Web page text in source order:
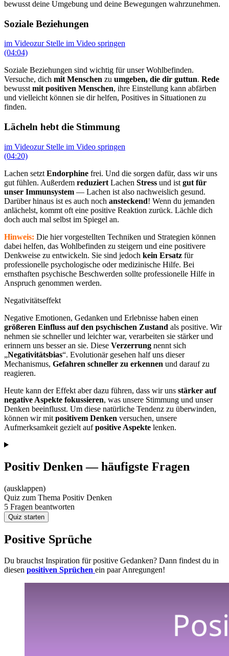
bewusst deine Umgebung und deine Bewegungen wahrzunehmen.
Soziale Beziehungen
im Videozur Stelle im Video springen
(04:04)
Soziale Beziehungen sind wichtig für unser Wohlbefinden.
Versuche, dich mit Menschen zu umgeben, die dir guttun. Rede
bewusst mit positiven Menschen, ihre Einstellung kann abfärben
und vielleicht können sie dir helfen, Positives in Situationen zu
finden.
Lächeln hebt die Stimmung
im Videozur Stelle im Video springen
(04:20)
Lachen setzt Endorphine frei. Und die sorgen dafür, dass wir uns
gut fühlen. Außerdem reduziert Lachen Stress und ist gut für
unser Immunsystem — Lachen ist also nachweislich gesund.
Darüber hinaus ist es auch noch ansteckend! Wenn du jemanden
anlächelst, kommt oft eine positive Reaktion zurück. Lächle dich
doch auch mal selbst im Spiegel an.
Hinweis: Die hier vorgestellten Techniken und Strategien können
dabei helfen, das Wohlbefinden zu steigern und eine positivere
Denkweise zu entwickeln. Sie sind jedoch kein Ersatz für
professionelle psychologische oder medizinische Hilfe. Bei
ernsthaften psychische Beschwerden sollte professionelle Hilfe in
Anspruch genommen werden.
Negativitätseffekt
Negative Emotionen, Gedanken und Erlebnisse haben einen
größeren Einfluss auf den psychischen Zustand als positive. Wir
nehmen sie schneller und leichter war, verarbeiten sie stärker und
erinnern uns besser an sie. Diese Verzerrung nennt sich
„Negativitätsbias“. Evolutionär gesehen half uns dieser
Mechanismus, Gefahren schneller zu erkennen und darauf zu
reagieren.
Heute kann der Effekt aber dazu führen, dass wir uns stärker auf
negative Aspekte fokussieren, was unsere Stimmung und unser
Denken beeinflusst. Um diese natürliche Tendenz zu überwinden,
können wir mit positivem Denken versuchen, unsere
Aufmerksamkeit gezielt aufpositive Aspekte lenken.
Positiv Denken — häufigste Fragen
(ausklappen)
Quiz zum Thema Positiv Denken
5 Fragen beantworten
Quiz starten
Positive Sprüche
Du brauchst Inspiration für positive Gedanken? Dann findest du in
diesen positiven Sprüchen ein paar Anregungen!